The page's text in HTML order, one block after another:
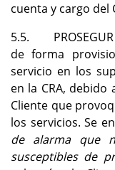
cuenta y cargo del
5.5. PROSEGUR
de forma
servicio en los
en la CRA,
Cliente que
los servicios. Se
de alarma que
susceptibles de